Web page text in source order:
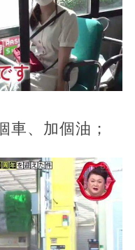
車、加個油；